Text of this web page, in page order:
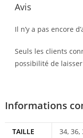
Avis
Il n’y a pas encore
Seuls les clients
possibilité de
Informations
TAILLE
34, 36,